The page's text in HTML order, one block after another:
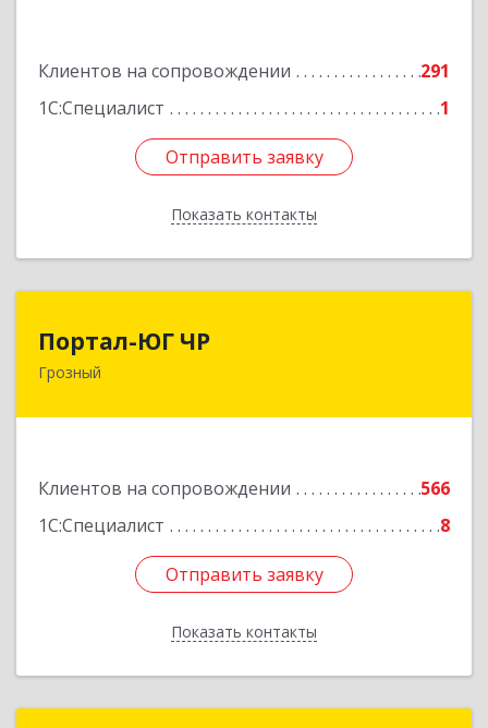
Клиентов на сопровождении
291
1С:Специалист
1
Отправить заявку
Показать контакты
Подробнее
Отправить заявку
Назад
Портал-ЮГ ЧР
Грозный
Клиентов на сопровождении
566
1С:Специалист
8
Отправить заявку
Показать контакты
364906, Чеченская Респ, Грозный г, Путина пр-
Отправить заявку
Назад